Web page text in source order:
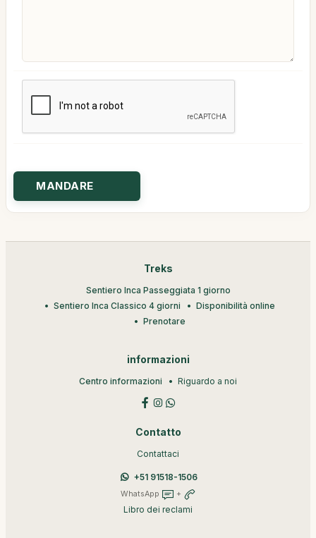
Treks
Sentiero Inca Passeggiata 1 giorno
Sentiero Inca Classico 4 giorni
Disponibilità online
Prenotare
informazioni
Centro informazioni Riguardo a noi
Contatto
Contattaci
+51 91518-1506
WhatsApp +
Libro dei reclami